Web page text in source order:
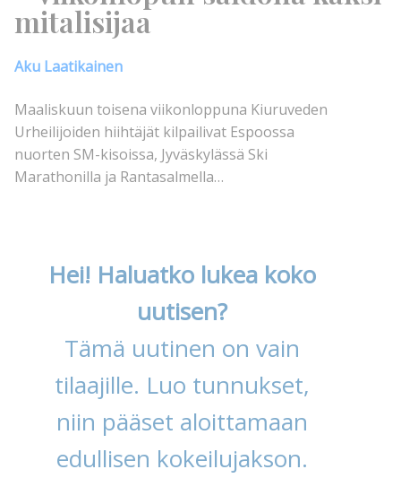
mitalisijaa
Aku Laatikainen
Maaliskuun toisena viikonloppuna Kiuruveden
Urheilijoiden hiihtäjät kilpailivat Espoossa
nuorten SM-kisoissa, Jyväskylässä Ski
Marathonilla ja Rantasalmella…
Hei! Haluatko lukea koko
uutisen?
Tämä uutinen on vain
tilaajille. Luo tunnukset,
niin pääset aloittamaan
edullisen kokeilujakson.